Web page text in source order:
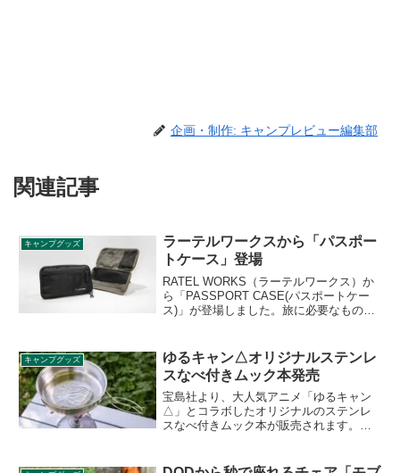
企画・制作: キャンプレビュー編集部
関連記事
キャンプグッズ
ラーテルワークスから「パスポー
トケース」登場
RATEL WORKS（ラーテルワークス）か
ら「PASSPORT CASE(パスポートケー
ス)」が登場しました。旅に必要なものを
トケースとしてだけでなく、財布や小物
収納として日常使いにも対応します。詳
細をレビューします。
キャンプグッズ
ゆるキャン△オリジナルステンレ
スなべ付きムック本発売
宝島社より、大人気アニメ「ゆるキャン
△」とコラボしたオリジナルのステンレ
スなべ付きムック本が販売されます。リ
て付属します。詳細をレビューします。